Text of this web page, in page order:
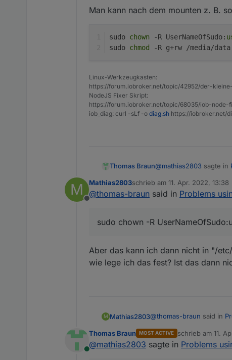
Man kann nach dem mounten z. B.
sudo chown -R UserNameOfSudo:
sudo chmod -R g+rw /media/data
Linux-Werkzeugkasten:
https://forum.iobroker.net/topic/42952/der-
NodeJS Fixer Skript:
https://forum.iobroker.net/topic/68035/iob-node-
iob_diag: curl -sLf -o diag.sh https://iobroker.net/
Thomas Braun@mathias2803 sagte in
Ist es ausreichend,
Nein, lt. man page
Die Rechte ergeben
sudo chown -R
M
Offline
Mathias2803schrieb am 11. Apr. 2022, 13:38
zuletzt editiert von
@thomas-braun said in Problems
sudo chown -R
Aber das kann ich dann nicht in "/
wie lege ich das fest? Ist das dann
M Mathias2803@thomas-braun said in
Online
Thomas Braun MOST ACTIVE schrieb am 11.
zuletzt editiert
@mathias2803 sagte in Problems